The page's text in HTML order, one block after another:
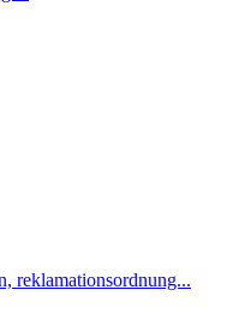
reklamationsordnung...